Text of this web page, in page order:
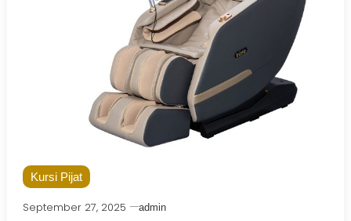
Kursi Pijat
September 27, 2025 admin